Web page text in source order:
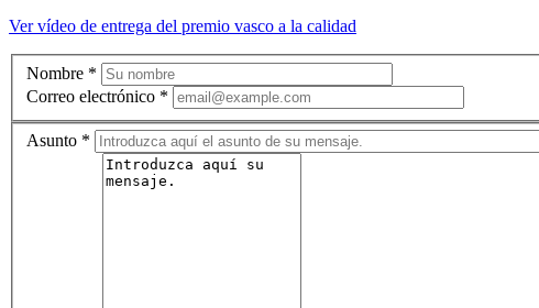
Ver vídeo de entrega del premio vasco a la calidad
Nombre *
Correo electrónico *
Asunto *